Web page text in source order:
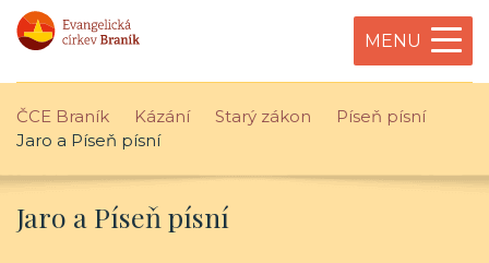
MENU
ČCE Braník Kázání Starý zákon
Píseň písní
Jaro a Píseň písní
Jaro a Píseň písní